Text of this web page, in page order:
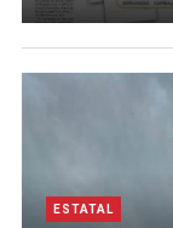
ESTATAL